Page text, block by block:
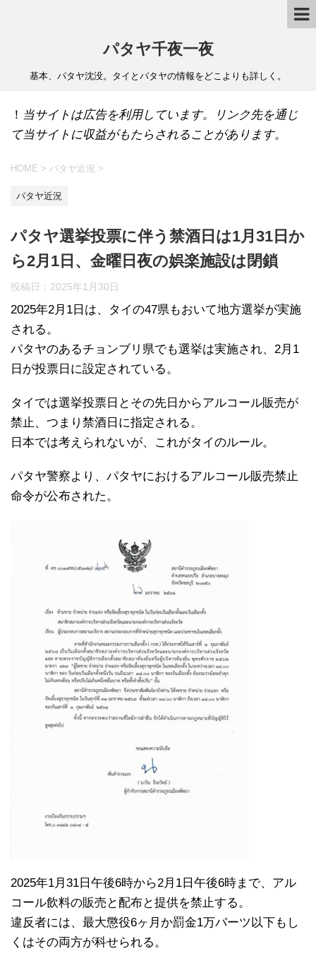
パタヤ千夜一夜
基本、パタヤ沈没。タイとパタヤの情報をどこよりも詳しく。
！ 当サイトは広告を利用しています。リンク先を通じ
て当サイトに収益がもたらされることがあります。
HOME > パタヤ近況 >
パタヤ近況
パタヤ選挙投票に伴う禁酒日は1月31日か
ら2月1日、金曜日夜の娯楽施設は閉鎖
投稿日： 2025年1月30日
2025年2月1日は、タイの47県もおいて地方選挙が実施
される。
パタヤのあるチョンブリ県でも選挙は実施され、2月1
日が投票日に設定されている。
タイでは選挙投票日とその先日からアルコール販売が
禁止、つまり禁酒日に指定される。
日本では考えられないが、これがタイのルール。
パタヤ警察より、パタヤにおけるアルコール販売禁止
命令が公布された。
2025年1月31日午後6時から2月1日午後6時まで、アル
コール飲料の販売と配布と提供を禁止する。
違反者には、最大懲役6ヶ月か罰金1万バーツ以下もし
くはその両方が科せられる。